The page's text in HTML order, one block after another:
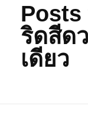
Posts
ริดสีด
เดียว